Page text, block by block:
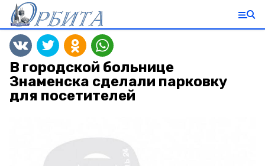
В городской больнице
Знаменска сделали парковку
для посетителей